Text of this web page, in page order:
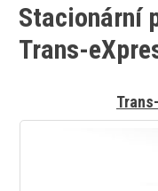
Stacionární
Trans-